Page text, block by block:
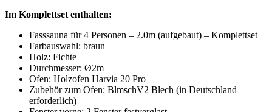
Im Komplettset enthalten:
Fasssauna für 4 Personen – 2.0m (aufgebaut) – Komplettset
Farbauswahl: braun
Holz: Fichte
Durchmesser: Ø2m
Ofen: Holzofen Harvia 20 Pro
Zubehör zum Ofen: BlmschV2 Blech (in Deutschland
erforderlich)